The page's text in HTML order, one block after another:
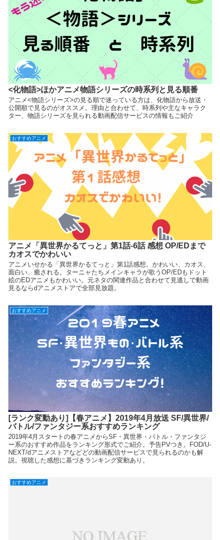
<化物語>ほかアニメ物語シリーズの時系列と見る順番
アニメ<物語シリーズ>の見る順で迷っている方は、化物語から放送・
公開順で見るのがオススメ。理由と合わせて、時系列や主なキャラク
ター、物語シリーズを見られる動画配信サービスの情報もご紹介
おすすめアニメ
アニメ「異世界かるてっと」第1話-6話 感想 OP/EDまで
カオスでかわいい
アニメいせかる「異世界かるてっと」第1話感想。かわいい、カオス、
面白い、癒される。ターニャたちメインキャラが歌うOP/EDもドット
絵のEDアニメもかわいい。元ネタの関連作品と合わせて見逃しで動画
見るならdアニメストアで全部見放題。
おすすめアニメ
[ランク変動あり]【春アニメ】2019年4月放送 SF/異世界/
バトル/ファンタジー系おすすめランキング
2019年4月スタートの春アニメからSF・異世界・バトル・ファンタジ
ー系のおすすめ作品をランキング形式でご紹介。予告PVつき。FOD/U-
NEXT/dアニメストアなどどの動画配信サービスで見られるのかも解
説。視聴した感想に基づきランキング変動あり。
おすすめアニメ